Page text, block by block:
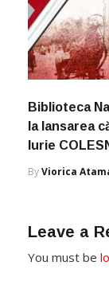
Biblioteca
la lansarea
Iurie
ByViorica
Leave a
You must be